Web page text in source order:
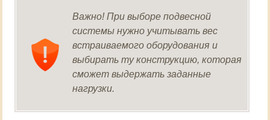
Важно! При выборе подвесной
системы нужно учитывать вес
встраиваемого оборудования и
выбирать ту конструкцию, которая
сможет выдержать заданные
нагрузки.